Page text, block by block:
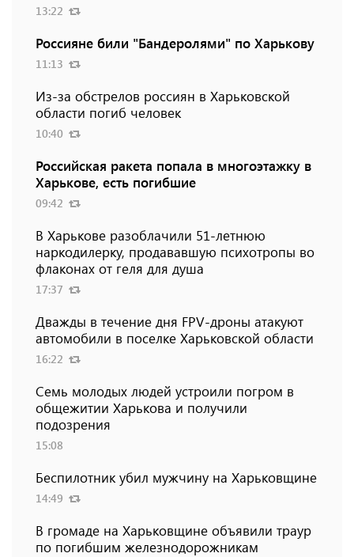
13:22
Россияне били "Бандеролями" по Харькову
11:13
Из-за обстрелов россиян в Харьковской
области погиб человек
10:40
Российская ракета попала в многоэтажку в
Харькове, есть погибшие
09:42
В Харькове разоблачили 51-летнюю
наркодилерку, продававшую психотропы во
флаконах от геля для душа
17:37
Дважды в течение дня FPV-дроны атакуют
автомобили в поселке Харьковской области
16:22
Семь молодых людей устроили погром в
общежитии Харькова и получили
подозрения
15:08
Беспилотник убил мужчину на Харьковщине
14:49
В громаде на Харьковщине объявили траур
по погибшим железнодорожникам